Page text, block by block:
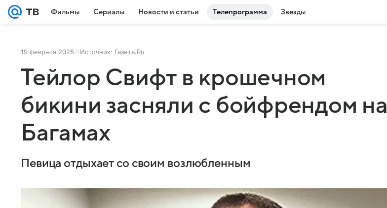
Фильмы Сериалы Новости и статьи Телепрограмма Звезды
19 февраля 2025 Источник: Газета.Ru
Тейлор Свифт в крошечном
бикини засняли с бойфрендом на
Багамах
Певица отдыхает со своим возлюбленным